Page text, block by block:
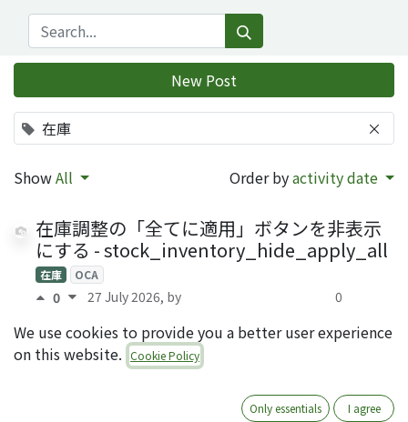
在庫 ×
New Post
ShowAll Order byactivity date
在庫調整の「全てに適用」ボタンを非表示
にする - stock_inventory_hide_apply_all
在庫 OCA
0 27 July 2026, by
0
OCAモジュール
We use cookies to provide you a better user experience
on this website. Cookie Policy
Only essentials I agree